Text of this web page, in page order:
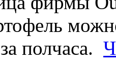
за полчаса.